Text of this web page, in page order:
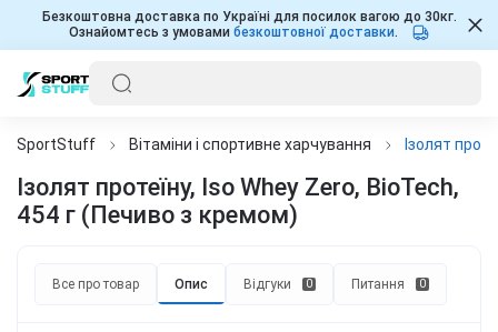
Безкоштовна доставка по Україні для посилок вагою до 30кг.
Ознайомтесь з умовами безкоштовної доставки.
SportStuff Вітаміни і спортивне харчування Ізолят
Ізолят протеїну, Iso Whey Zero, BioTech,
454 г (Печиво з кремом)
Все про товар Опис Відгуки 0 Питання 0